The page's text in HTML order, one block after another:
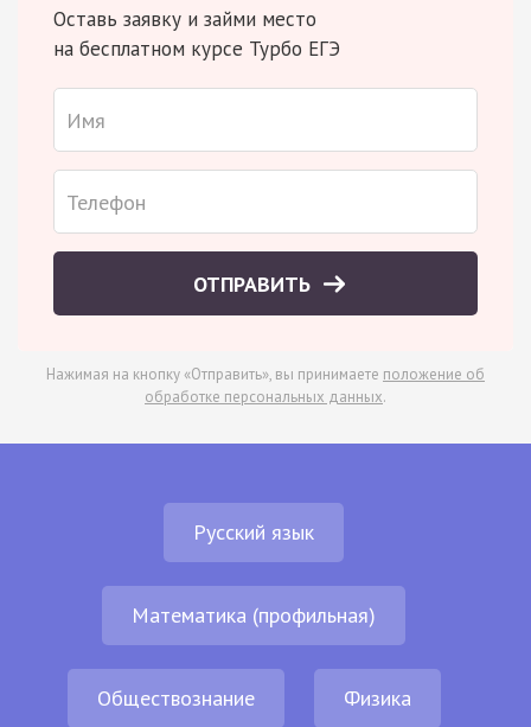
Оставь заявку и займи место
на бесплатном курсе Турбо ЕГЭ
ОТПРАВИТЬ
Нажимая на кнопку «Отправить», вы принимаете положение об
обработке персональных данных.
Русский язык
Математика (профильная)
Обществознание Физика